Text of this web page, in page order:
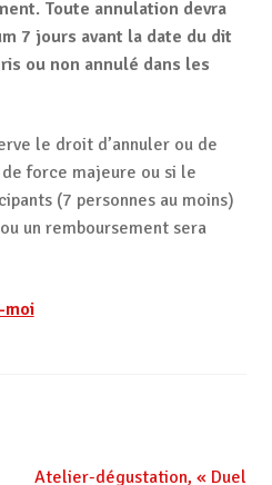
. Toute annulation devra
7 jours avant la date du dit
ou non annulé dans les
le droit d’annuler ou de
force majeure ou si le
(7 personnes au moins)
un remboursement sera
moi
Article
Atelier-dégustation, « Duel